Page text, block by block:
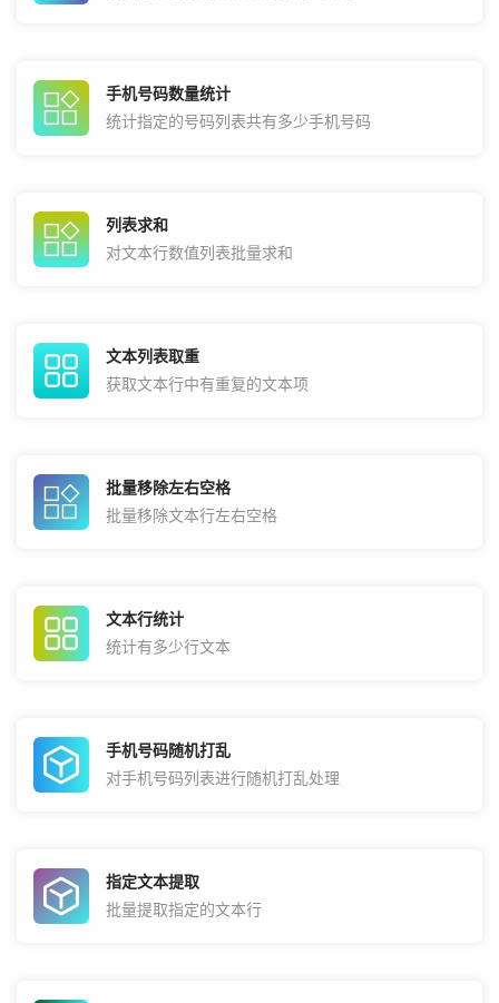
手机号码数量统计
统计指定的号码列表共有多少手机号码
列表求和
对文本行数值列表批量求和
文本列表取重
获取文本行中有重复的文本项
批量移除左右空格
批量移除文本行左右空格
文本行统计
统计有多少行文本
手机号码随机打乱
对手机号码列表进行随机打乱处理
指定文本提取
批量提取指定的文本行